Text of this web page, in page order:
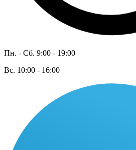
Пн. - Сб. 9:00 - 19:00
Вс. 10:00 - 16:00